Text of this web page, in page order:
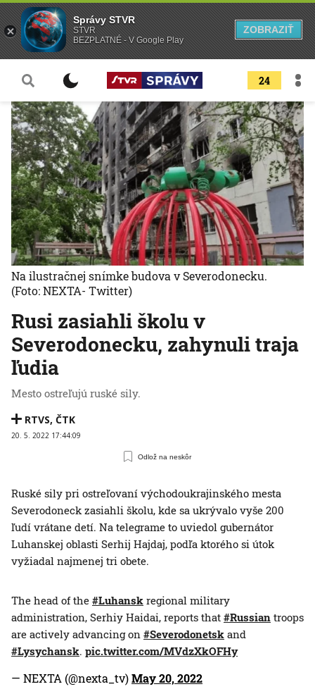
24
Rusi zasiahli školu v
Severodonecku, zahynuli traja
ľudia
Mesto ostreľujú ruské sily.
RTVS, ČTK
20. 5. 2022 17:44:09
Odlož na neskôr
Na ilustračnej snímke budova v Severodonecku.
(Foto: NEXTA- Twitter)
Ruské sily pri ostreľovaní východoukrajinského mesta
Severodoneck zasiahli školu, kde sa ukrývalo vyše 200
ľudí vrátane detí. Na telegrame to uviedol gubernátor
Luhanskej oblasti Serhij Hajdaj, podľa ktorého si útok
vyžiadal najmenej tri obete.
The head of the #Luhansk regional military
administration, Serhiy Haidai, reports that #Russian troops
are actively advancing on #Severodonetsk and
#Lysychansk. pic.twitter.com/MVdzXkOFHy
— NEXTA (@nexta_tv)May 20, 2022
Správy STVR
STVR
BEZPLATNÉ - V Google Play
ZOBRAZIŤ